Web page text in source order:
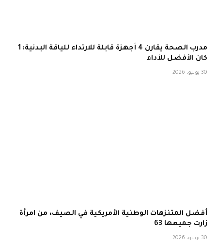
مدرب الصحة يقارن 4 أجهزة قابلة للارتداء للياقة البدنية: 1
كان الأفضل للأداء
30 يوليو، 2026
أفضل المتنزهات الوطنية الأمريكية في الصيف، من امرأة
زارت جميعها 63
30 يوليو، 2026